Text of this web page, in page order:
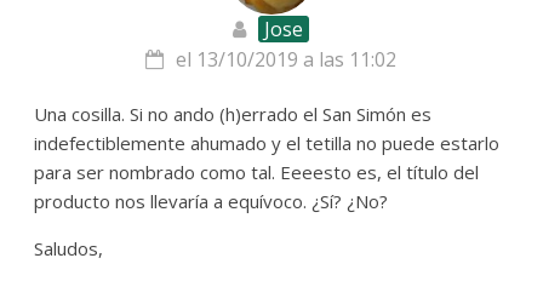
Jose
el 13/10/2019 a las 11:02
Una cosilla. Si no ando (h)errado el San Simón es
indefectiblemente ahumado y el tetilla no puede estarlo
para ser nombrado como tal. Eeeesto es, el título del
producto nos llevaría a equívoco. ¿Sí? ¿No?
Saludos,